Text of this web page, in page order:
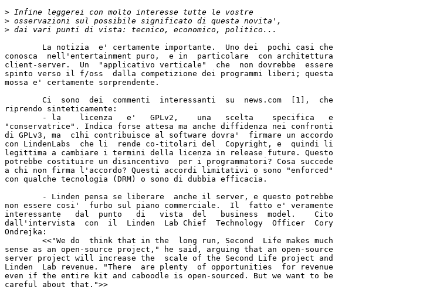
>
>
>
conosca  nell'entertainment puro,  e in  particolare  con architettura
client-server.  Un  "applicativo verticale"  che  non dovrebbe  essere
spinto verso il f/oss  dalla competizione dei programmi liberi; questa
mossa e' certamente sorprendente.
riprendo sinteticamente:
"conservatrice". Indica forse attesa ma anche diffidenza nei confronti
di GPLv3, ma  c1hi contribuisce al software dovra'  firmare un accordo
con LindenLabs  che li  rende co-titolari del  Copyright, e  quindi li
legittima a cambiare i termini della licenza in release future. Questo
potrebbe costituire un disincentivo  per i programmatori? Cosa succede
a chi non firma l'accordo? Questi accordi limitativi o sono "enforced"
con qualche tecnologia (DRM) o sono di dubbia efficacia.
non essere cosi'  furbo sul piano commerciale.  Il  fatto e' veramente
interessante   dal  punto   di   vista  del   business  model.    Cito
dall'intervista  con  il  Linden  Lab Chief  Technology  Officer  Cory
Ondrejka:
sense as an open-source project," he said, arguing that an open-source
server project will increase the  scale of the Second Life project and
Linden  Lab revenue. "There  are plenty  of opportunities  for revenue
even if the entire kit and caboodle is open-sourced. But we want to be
careful about that.">>